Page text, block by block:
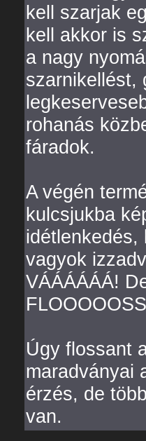
kell szarjak
kell akkor is
a nagy
szarnikellést,
rohanás
fáradok.
A végén
kulcsjukba
idétlenkedés,
vagyok
VÁÁÁÁÁÁ!
Úgy flossant
maradványai
érzés, de
van.